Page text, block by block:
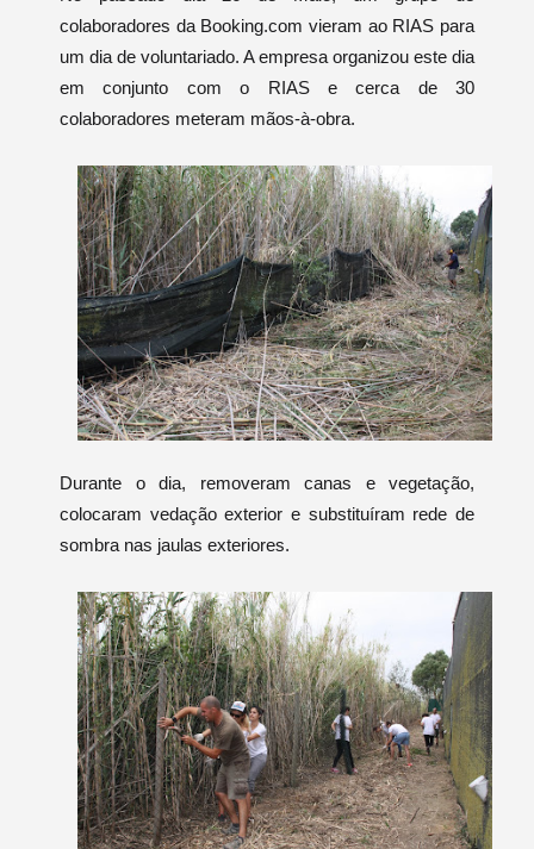
colaboradores da Booking.com vieram ao RIAS para
um dia de voluntariado. A empresa organizou este dia
em conjunto com o RIAS e cerca de 30
colaboradores meteram mãos-à-obra.
Durante o dia, removeram canas e vegetação,
colocaram vedação exterior e substituíram rede de
sombra nas jaulas exteriores.